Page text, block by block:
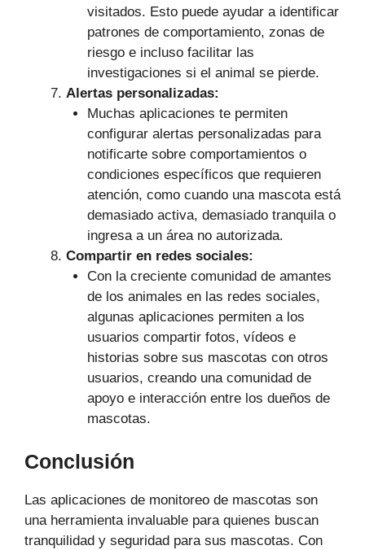
visitados. Esto puede ayudar a identificar
patrones de comportamiento, zonas de
riesgo e incluso facilitar las
investigaciones si el animal se pierde.
Alertas personalizadas:
Muchas aplicaciones te permiten
configurar alertas personalizadas para
notificarte sobre comportamientos o
condiciones específicos que requieren
atención, como cuando una mascota está
demasiado activa, demasiado tranquila o
ingresa a un área no autorizada.
Compartir en redes sociales:
Con la creciente comunidad de amantes
de los animales en las redes sociales,
algunas aplicaciones permiten a los
usuarios compartir fotos, vídeos e
historias sobre sus mascotas con otros
usuarios, creando una comunidad de
apoyo e interacción entre los dueños de
mascotas.
Conclusión
Las aplicaciones de monitoreo de mascotas son
una herramienta invaluable para quienes buscan
tranquilidad y seguridad para sus mascotas. Con